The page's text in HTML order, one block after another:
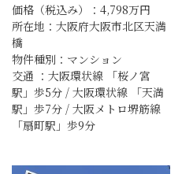
価格（税込み）：4,798万円
所在地：大阪府大阪市北区天満
橋
物件種別：マンション
交通 ：大阪環状線 「桜ノ宮
駅」歩5分 / 大阪環状線 「天満
駅」歩7分 / 大阪メトロ堺筋線
「扇町駅」歩9分